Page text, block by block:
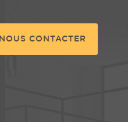
NOUS CONTACTER